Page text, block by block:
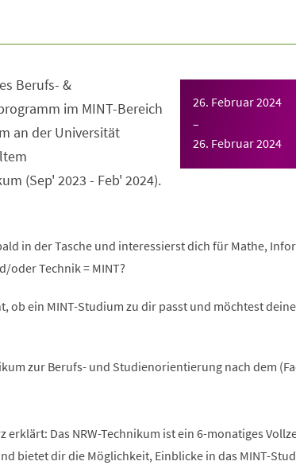
26. Februar 2024
–
26. Februar 2024
Berufs- &
im MINT-Bereich
an der Universität
(Sep' 2023 - Feb' 2024).
in der Tasche und interessierst dich für Mathe,
oder Technik = MINT?
ob ein MINT-Studium zu dir passt und möchtest
zur Berufs- und Studienorientierung nach dem
erklärt: Das NRW-Technikum ist ein 6-monatiges
bietet dir die Möglichkeit, Einblicke in das MINT-